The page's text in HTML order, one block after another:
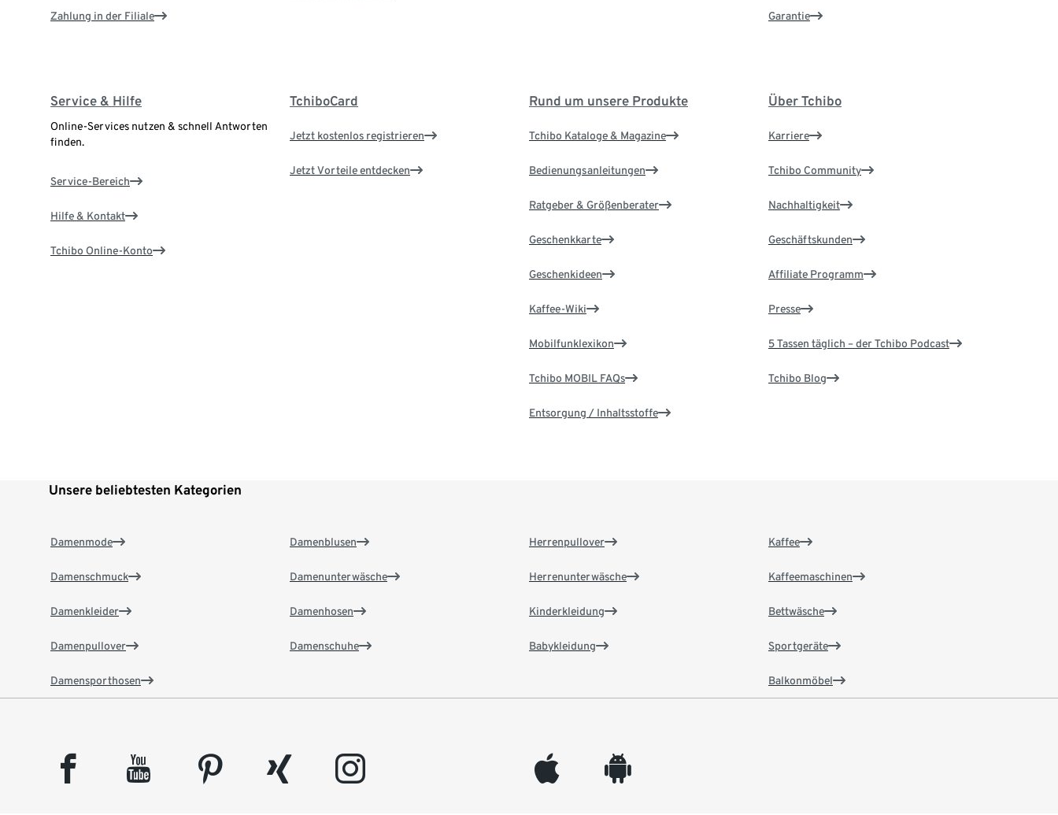
Zahlung in der Filiale Garantie
Service & Hilfe
Online-Services nutzen & schnell Antworten
finden.
Service-Bereich
Hilfe & Kontakt
Tchibo Online-Konto
TchiboCard
Jetzt kostenlos registrieren
Jetzt Vorteile entdecken
Rund um unsere Produkte
Tchibo Kataloge & Magazine
Bedienungsanleitungen
Ratgeber & Größenberater
Geschenkkarte
Geschenkideen
Kaffee-Wiki
Mobilfunklexikon
Tchibo MOBIL FAQs
Entsorgung / Inhaltsstoffe
Über Tchibo
Karriere
Tchibo Community
Nachhaltigkeit
Geschäftskunden
Affiliate Programm
Presse
5 Tassen täglich – der Tchibo Podcast
Tchibo Blog
Unsere beliebtesten Kategorien
Damenmode
Damenschmuck
Damenkleider
Damenpullover
Damensporthosen
Damenblusen
Damenunterwäsche
Damenhosen
Damenschuhe
Herrenpullover
Herrenunterwäsche
Kinderkleidung
Babykleidung
Kaffee
Kaffeemaschinen
Bettwäsche
Sportgeräte
Balkonmöbel
facebook youtube pinterest xing instagram appleinc android